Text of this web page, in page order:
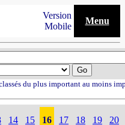
Version
Mobile
Menu
du plus important au moins
14 15 16 17 18 19 20